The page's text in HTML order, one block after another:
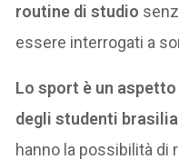
routine di studio
essere interrogati a
Lo sport è un
degli studenti
hanno la possibilità di